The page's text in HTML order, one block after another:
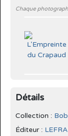
Chaque
Détails
Collection :
Éditeur :